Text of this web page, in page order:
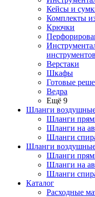
Кейсы и
Комплекты
Крючки
инструментов
Верстаки
Шкафы
Готовые
Ведра
Ещё 9
Шланги
Шланги
Шланги на
Шланги
Шланги
Шланги
Шланги на
Шланги
Каталог
Расходные